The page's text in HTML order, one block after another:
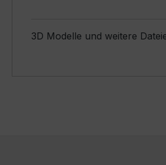
3D Modelle und weitere